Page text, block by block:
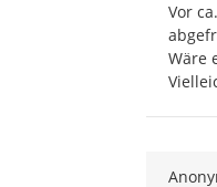
Vor
Wäre